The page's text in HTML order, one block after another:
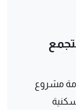
مشروع